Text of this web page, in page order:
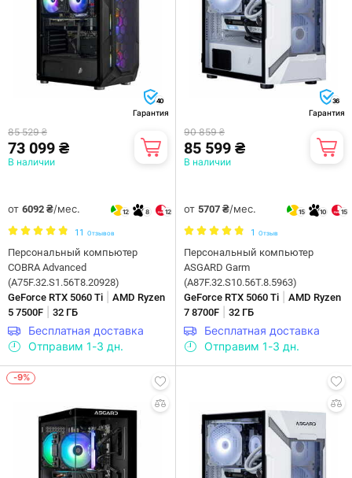
40
Гарантия
85 529 ₴
73 099 ₴
В наличии
от 6092 ₴/мес. 12 8 12
11 Отзывов
Персональный компьютер
COBRA Advanced
(A75F.32.S1.56T8.20928)
GeForce RTX 5060 Ti
AMD Ryzen
5 7500F
32 ГБ
Бесплатная доставка
Отправим 1-3 дн.
36
Гарантия
90 859 ₴
85 599 ₴
В наличии
от 5707 ₴/мес. 15 10 15
1 Отзыв
Персональный компьютер
ASGARD Garm
(A87F.32.S10.56T.8.5963)
GeForce RTX 5060 Ti
AMD Ryzen
7 8700F
32 ГБ
Бесплатная доставка
Отправим 1-3 дн.
-9%